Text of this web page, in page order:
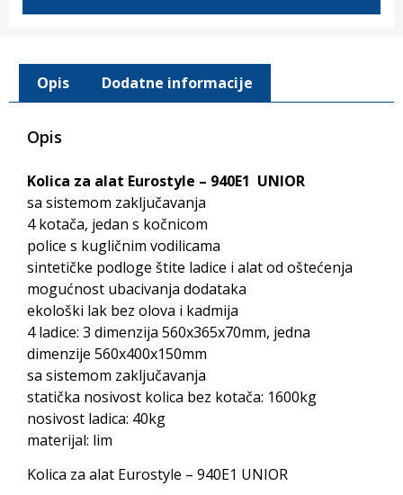
Opis Dodatne informacije
Opis
Kolica za alat Eurostyle – 940E1 UNIOR
sa sistemom zaključavanja
4 kotača, jedan s kočnicom
police s kugličnim vodilicama
sintetičke podloge štite ladice i alat od oštećenja
mogućnost ubacivanja dodataka
ekološki lak bez olova i kadmija
4 ladice: 3 dimenzija 560x365x70mm, jedna
dimenzije 560x400x150mm
sa sistemom zaključavanja
statička nosivost kolica bez kotača: 1600kg
nosivost ladica: 40kg
materijal: lim
Kolica za alat Eurostyle – 940E1 UNIOR